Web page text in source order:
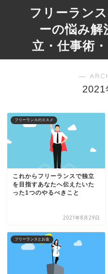
フリーラン
ーの悩み解
立・仕事術
―
2021
フリーランスのススメ
これからフリーランスで独立
を目指すあなたへ伝えたいた
った1つのやるべきこと
2021年8月29日
フリーランスとお金